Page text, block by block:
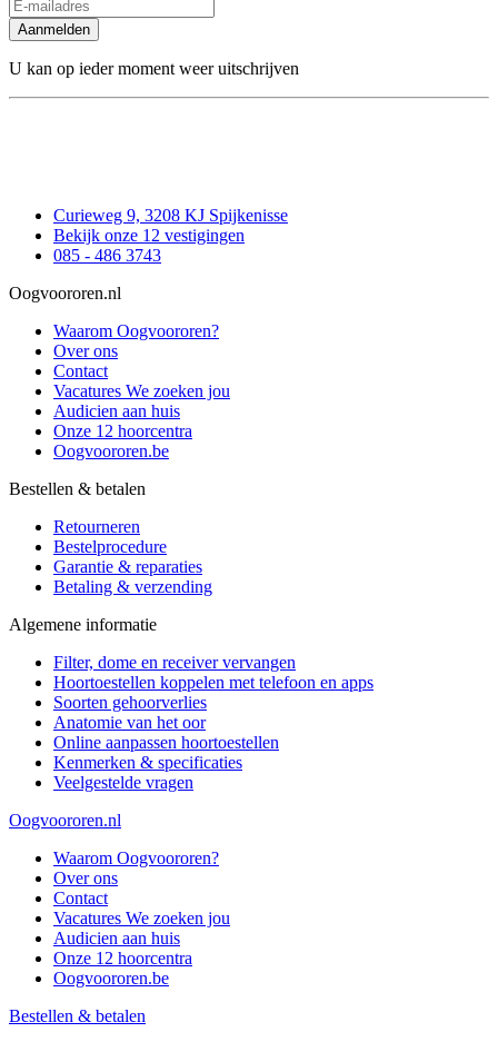
Aanmelden
U kan op ieder moment weer uitschrijven
Curieweg 9, 3208 KJ Spijkenisse
Bekijk onze 12 vestigingen
085 - 486 3743
Oogvoororen.nl
Waarom Oogvoororen?
Over ons
Contact
Vacatures We zoeken jou
Audicien aan huis
Onze 12 hoorcentra
Oogvoororen.be
Bestellen & betalen
Retourneren
Bestelprocedure
Garantie & reparaties
Betaling & verzending
Algemene informatie
Filter, dome en receiver vervangen
Hoortoestellen koppelen met telefoon en apps
Soorten gehoorverlies
Anatomie van het oor
Online aanpassen hoortoestellen
Kenmerken & specificaties
Veelgestelde vragen
Oogvoororen.nl
Waarom Oogvoororen?
Over ons
Contact
Vacatures We zoeken jou
Audicien aan huis
Onze 12 hoorcentra
Oogvoororen.be
Bestellen & betalen